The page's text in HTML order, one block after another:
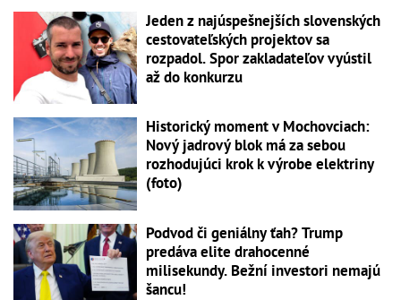
Jeden z najúspešnejších slovenských
cestovateľských projektov sa
rozpadol. Spor zakladateľov vyústil
až do konkurzu
Historický moment v Mochovciach:
Nový jadrový blok má za sebou
rozhodujúci krok k výrobe elektriny
(foto)
Podvod či geniálny ťah? Trump
predáva elite drahocenné
milisekundy. Bežní investori nemajú
šancu!